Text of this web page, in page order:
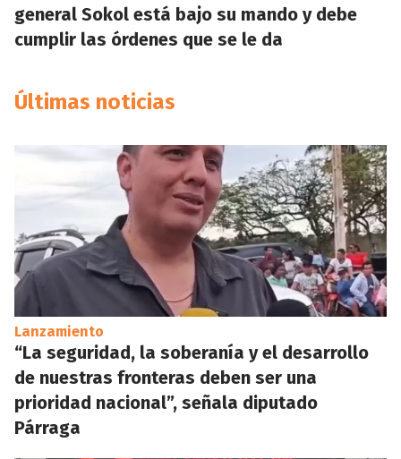
general Sokol está bajo su mando y debe
cumplir las órdenes que se le da
Últimas noticias
Lanzamiento
“La seguridad, la soberanía y el desarrollo
de nuestras fronteras deben ser una
prioridad nacional”, señala diputado
Párraga